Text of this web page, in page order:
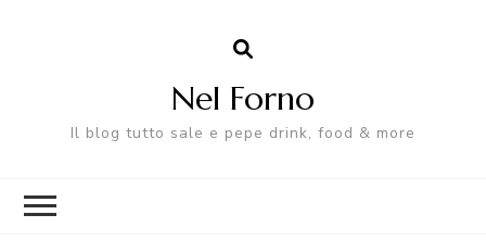
Nel Forno
Il blog tutto sale e pepe drink, food & more